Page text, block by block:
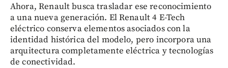
Ahora, Renault busca trasladar ese reconocimiento
a una nueva generación. El Renault 4 E-Tech
eléctrico conserva elementos asociados con la
identidad histórica del modelo, pero incorpora una
arquitectura completamente eléctrica y tecnologías
de conectividad.